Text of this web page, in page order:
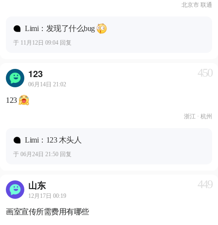
北京市 联通
Limi：发现了什么bug
于 11月12日 09:04 回复
123
06月14日 21:02
450
123
浙江 · 杭州
Limi：123 木头人
于 06月24日 21:50 回复
山东
12月17日 00:19
449
画室宣传所需费用有哪些